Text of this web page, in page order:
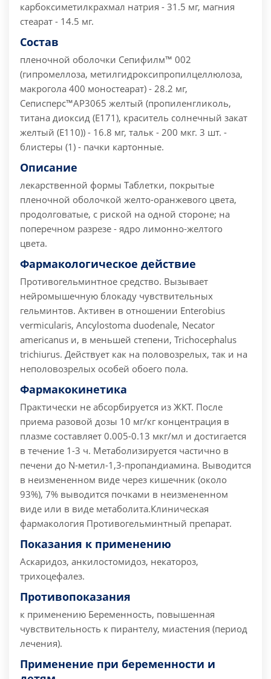
карбоксиметилкрахмал натрия - 31.5 мг, магния
стеарат - 14.5 мг.
Состав
пленочной оболочки Сепифилм™ 002
(гипромеллоза, метилгидроксипропилцеллюлоза,
макрогола 400 моностеарат) - 28.2 мг,
Сеписперс™AP3065 желтый (пропиленгликоль,
титана диоксид (E171), краситель солнечный закат
желтый (E110)) - 16.8 мг, тальк - 200 мкг. 3 шт. -
блистеры (1) - пачки картонные.
Описание
лекарственной формы Таблетки, покрытые
пленочной оболочкой желто-оранжевого цвета,
продолговатые, с риской на одной стороне; на
поперечном разрезе - ядро лимонно-желтого
цвета.
Фармакологическое действие
Противогельминтное средство. Вызывает
нейромышечную блокаду чувствительных
гельминтов. Активен в отношении Enterobius
vermicularis, Ancylostoma duodenale, Necator
americanus и, в меньшей степени, Trichocephalus
trichiurus. Действует как на половозрелых, так и на
неполовозрелых особей обоего пола.
Фармакокинетика
Практически не абсорбируется из ЖКТ. После
приема разовой дозы 10 мг/кг концентрация в
плазме составляет 0.005-0.13 мкг/мл и достигается
в течение 1-3 ч. Метаболизируется частично в
печени до N-метил-1,3-пропандиамина. Выводится
в неизмененном виде через кишечник (около
93%), 7% выводится почками в неизмененном
виде или в виде метаболита.Клиническая
фармакология Противогельминтный препарат.
Показания к применению
Аскаридоз, анкилостомидоз, некатороз,
трихоцефалез.
Противопоказания
к применению Беременность, повышенная
чувствительность к пирантелу, миастения (период
лечения).
Применение при беременности и